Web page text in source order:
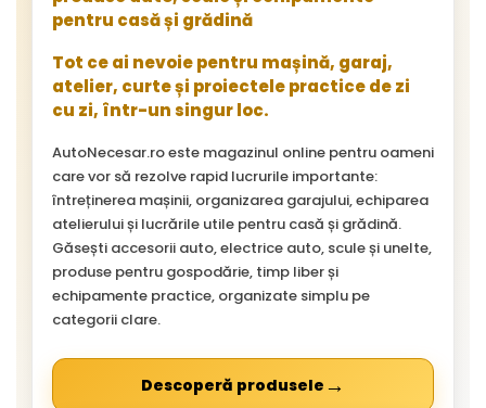
pentru casă și grădină
Tot ce ai nevoie pentru mașină, garaj,
atelier, curte și proiectele practice de zi
cu zi, într-un singur loc.
AutoNecesar.ro este magazinul online pentru oameni
care vor să rezolve rapid lucrurile importante:
întreținerea mașinii, organizarea garajului, echiparea
atelierului și lucrările utile pentru casă și grădină.
Găsești accesorii auto, electrice auto, scule și unelte,
produse pentru gospodărie, timp liber și
echipamente practice, organizate simplu pe
categorii clare.
Descoperă produsele →